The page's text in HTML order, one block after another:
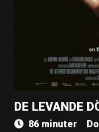
DE LEVANDE
86 minuter